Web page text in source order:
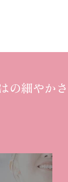
の細やかさ